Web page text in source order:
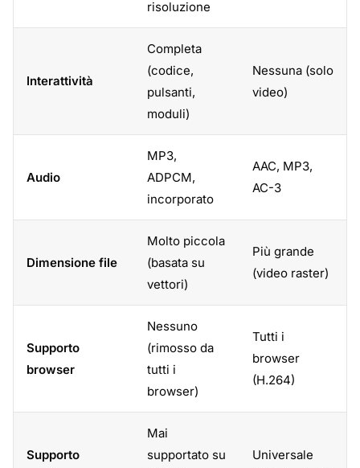
risoluzione
Interattività
Completa
(codice,
pulsanti,
moduli)
Nessuna (solo
video)
Audio
MP3,
ADPCM,
incorporato
AAC, MP3,
AC-3
Dimensione file
Molto piccola
(basata su
vettori)
Più grande
(video raster)
Supporto
browser
Nessuno
(rimosso da
tutti i
browser)
Tutti i
browser
(H.264)
Supporto
Mai
supportato su
Universale